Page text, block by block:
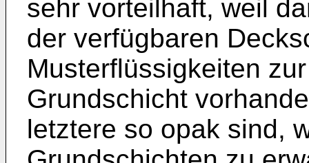
sehr vorteilhaft, weil
der verfügbaren
Musterflüssigkeiten
Grundschicht
letztere so opak sind,